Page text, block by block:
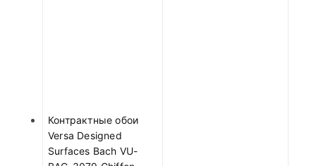
Контрактные обои
Versa Designed
Surfaces Bach VU-